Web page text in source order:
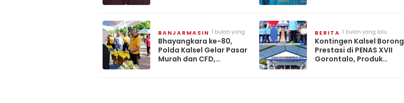
BANJARMASIN 1 bulan yang
lalu
Bhayangkara ke-80,
Polda Kalsel Gelar Pasar
Murah dan CFD,
BERITA 1 bulan yang lalu
Kontingen Kalsel Borong
Prestasi di PENAS XVII
Gorontalo, Produk